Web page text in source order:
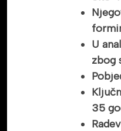
U
zbog
35